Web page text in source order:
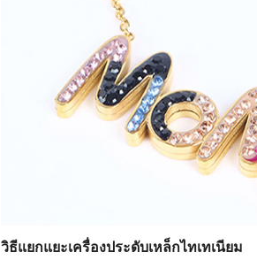
วิธีแยกแยะเครื่องประดับเหล็กไทเทเนียม